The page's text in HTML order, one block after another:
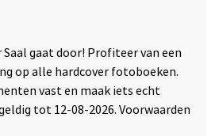
Saal gaat door! Profiteer van een
op alle hardcover fotoboeken.
vast en maak iets echt
tot 12-08-2026. Voorwaarden